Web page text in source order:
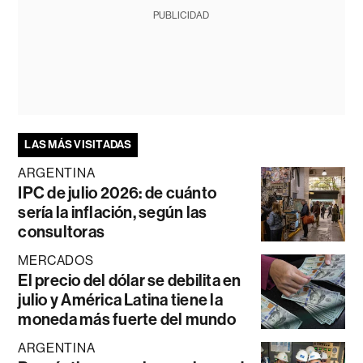
PUBLICIDAD
LAS MÁS VISITADAS
ARGENTINA
IPC de julio 2026: de cuánto
sería la inflación, según las
consultoras
MERCADOS
El precio del dólar se debilita en
julio y América Latina tiene la
moneda más fuerte del mundo
ARGENTINA